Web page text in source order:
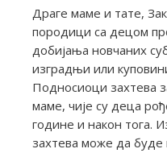
Драге маме и тате,
породици са децом
добијања новчаних
изградњи или
Подносиоци захтева
маме, чије су деца
године и након тога.
захтева може да буде